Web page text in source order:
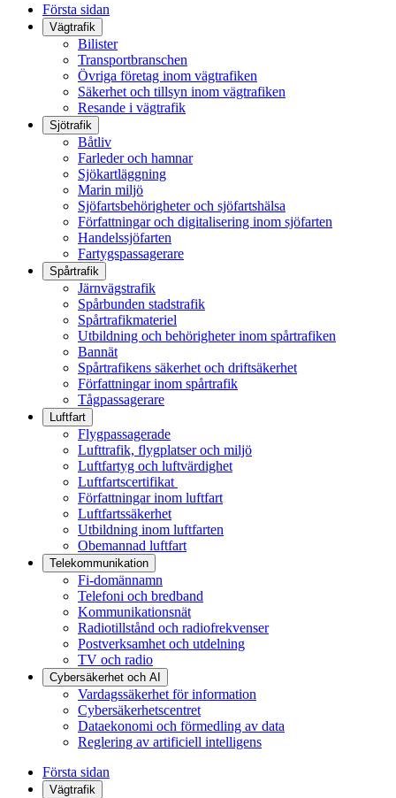
Första sidan
Vägtrafik
Bilister
Transportbranschen
Övriga företag inom vägtrafiken
Säkerhet och tillsyn inom vägtrafiken
Resande i vägtrafik
Sjötrafik
Båtliv
Farleder och hamnar
Sjökartläggning
Marin miljö
Sjöfartsbehörigheter och sjöfartshälsa
Författningar och digitalisering inom sjöfarten
Handelssjöfarten
Fartygspassagerare
Spårtrafik
Järnvägstrafik
Spårbunden stadstrafik
Spårtrafikmateriel
Utbildning och behörigheter inom spårtrafiken
Bannät
Spårtrafikens säkerhet och driftsäkerhet
Författningar inom spårtrafik
Tågpassagerare
Luftfart
Flygpassagerade
Lufttrafik, flygplatser och miljö
Luftfartyg och luftvärdighet
Luftfartscertifikat
Författningar inom luftfart
Luftfartssäkerhet
Utbildning inom luftfarten
Obemannad luftfart
Telekommunikation
Fi-domännamn
Telefoni och bredband
Kommunikationsnät
Radiotillstånd och radiofrekvenser
Postverksamhet och utdelning
TV och radio
Cybersäkerhet och AI
Vardagssäkerhet för information
Cybersäkerhetscentret
Dataekonomi och förmedling av data
Reglering av artificiell intelligens
Första sidan
Vägtrafik